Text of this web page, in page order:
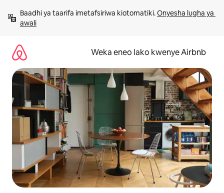
kwenda
kwenye
Baadhi ya taarifa imetafsiriwa kiotomatiki. Onyesha lugha ya
awali
Weka eneo lako kwenye Airbnb